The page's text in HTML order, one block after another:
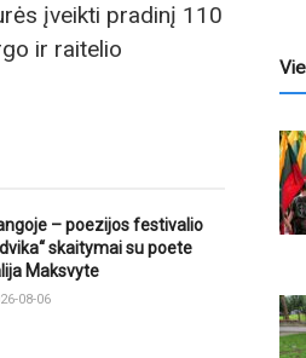
įveikti pradinį 110
ir raitelio
– poezijos festivalio
skaitymai su poete
Maksvyte
08-06